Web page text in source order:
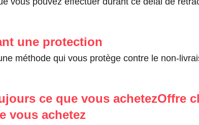
une protection
méthode qui vous protège contre le non-
ce que vous achetezOffre
vous achetez